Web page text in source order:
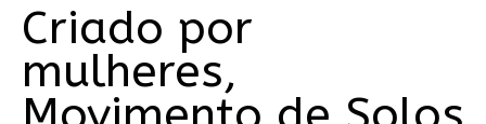
Criado por
mulheres,